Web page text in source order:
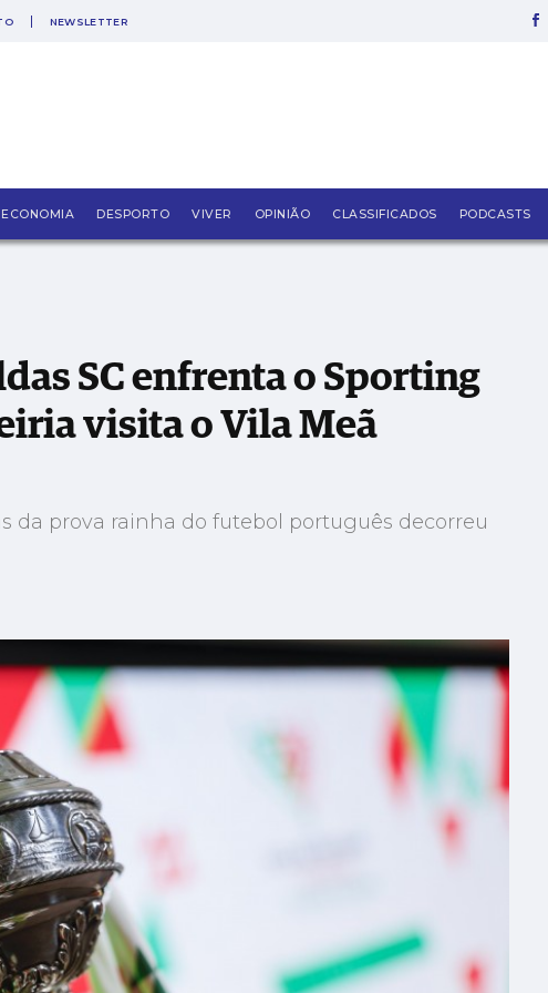
NEWSLETTER
ECONOMIA DESPORTO VIVER OPINIÃO CLASSIFICADOS PODCASTS
de Braga, União de Leiria visita o Vila Meã
SC enfrenta o Sporting
visita o Vila Meã
da prova rainha do futebol português decorreu